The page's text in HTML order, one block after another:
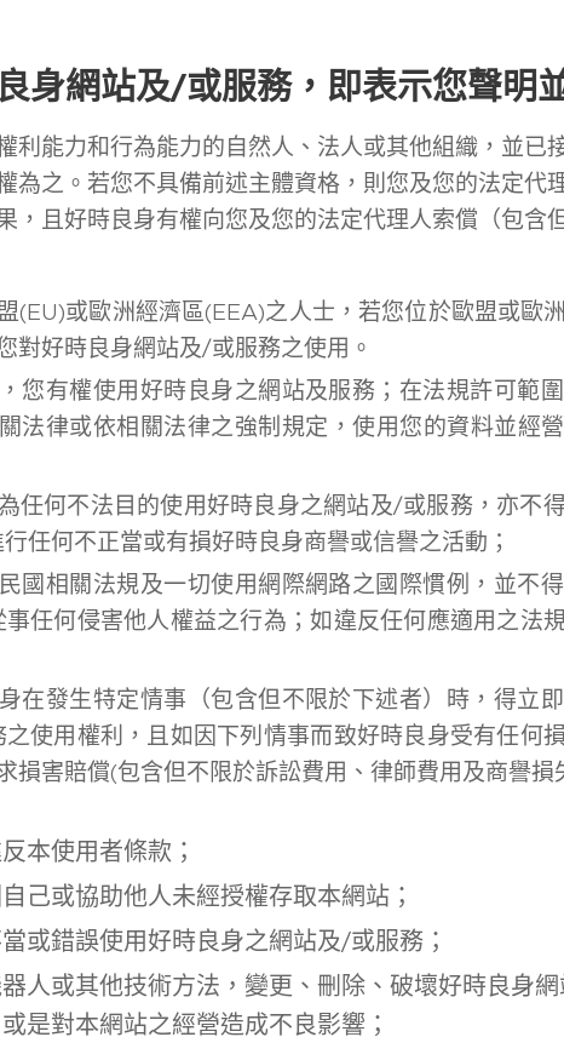
身網站及/或服務，即表示您聲明
利能力和行為能力的自然人、法人或其他組織，並已
為之。若您不具備前述主體資格，則您及您的法定代
，且好時良身有權向您及您的法定代理人索償（包含
(EU)或歐洲經濟區(EEA)之人士，若您位於歐盟或歐
對好時良身網站及/或服務之使用。
您有權使用好時良身之網站及服務；在法規許可範
法律或依相關法律之強制規定，使用您的資料並經
任何不法目的使用好時良身之網站及/或服務，亦不
任何不正當或有損好時良身商譽或信譽之活動；
國相關法規及一切使用網際網路之國際慣例，並不
任何侵害他人權益之行為；如違反任何應適用之法
在發生特定情事（包含但不限於下述者）時，得立
使用權利，且如因下列情事而致好時良身受有任何
損害賠償(包含但不限於訴訟費用、律師費用及商譽損
本使用者條款；
己或協助他人未經授權存取本網站；
或錯誤使用好時良身之網站及/或服務；
人或其他技術方法，變更、刪除、破壞好時良身
是對本網站之經營造成不良影響；